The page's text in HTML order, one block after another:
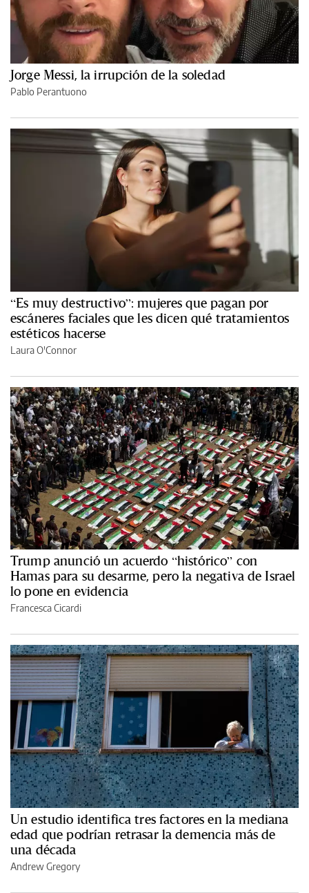
Jorge Messi, la irrupción de la soledad
Pablo Perantuono
“Es muy destructivo”: mujeres que pagan por
escáneres faciales que les dicen qué tratamientos
estéticos hacerse
Laura O'Connor
Trump anunció un acuerdo “histórico” con
Hamas para su desarme, pero la negativa de Israel
lo pone en evidencia
Francesca Cicardi
Un estudio identifica tres factores en la mediana
edad que podrían retrasar la demencia más de
una década
Andrew Gregory